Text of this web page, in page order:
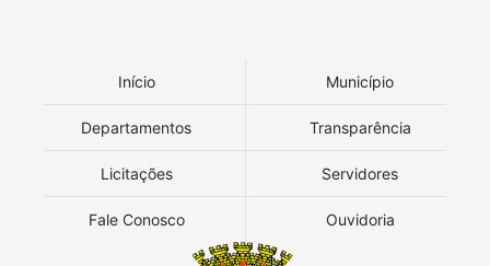
Início Município
Departamentos Transparência
Licitações Servidores
Fale Conosco Ouvidoria